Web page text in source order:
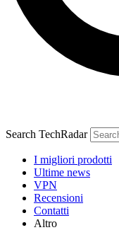
Search TechRadar
I migliori prodotti
Ultime news
VPN
Recensioni
Contatti
Altro